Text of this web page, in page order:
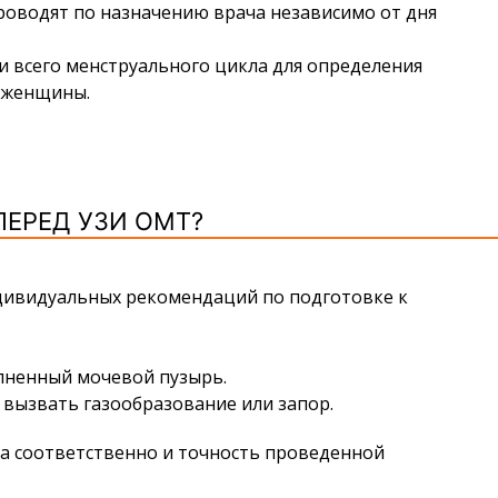
по назначению врача независимо от дня
менструального цикла для определения
женщины.
УЗИ ОМТ?
рекомендаций по подготовке к
мочевой пузырь.
газообразование или запор.
соответственно и точность проведенной